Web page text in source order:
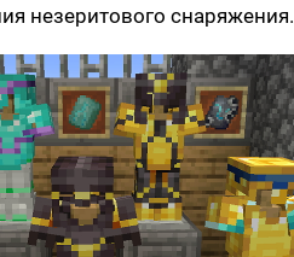
незеритового снаряжения.